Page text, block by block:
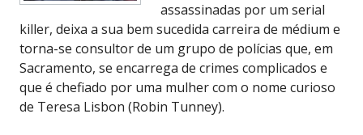
assassinadas por um serial
killer, deixa a sua bem sucedida carreira de médium e
torna-se consultor de um grupo de polícias que, em
Sacramento, se encarrega de crimes complicados e
que é chefiado por uma mulher com o nome curioso
de Teresa Lisbon (Robin Tunney).